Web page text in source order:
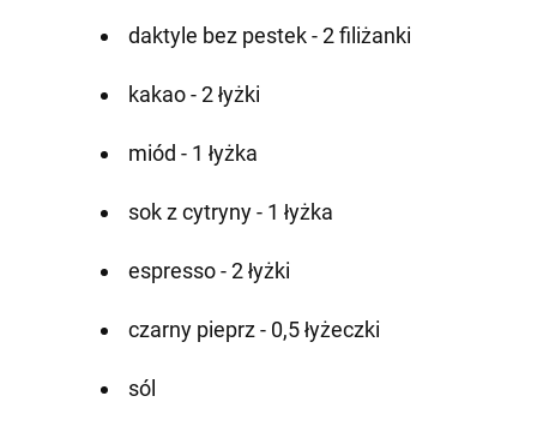
daktyle bez pestek - 2 filiżanki
kakao - 2 łyżki
miód - 1 łyżka
sok z cytryny - 1 łyżka
espresso - 2 łyżki
czarny pieprz - 0,5 łyżeczki
sól